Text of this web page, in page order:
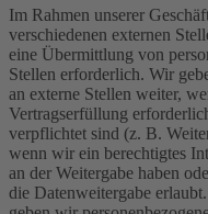
Im Rahmen unserer
verschiedenen externen
eine Übermittlung von
Stellen erforderlich. Wir
an externe Stellen weiter,
Vertragserfüllung
verpflichtet sind (z. B.
wenn wir ein berechtigtes
an der Weitergabe haben
die Datenweitergabe